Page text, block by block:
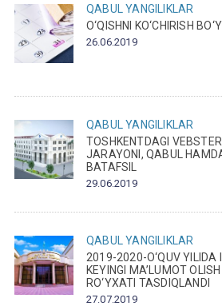
QABUL
YANGILIKLAR
O‘QISHNI KO‘CHIRISH
26.06.2019
QABUL
YANGILIKLAR
TOSHKENTDAGI
JARAYONI, QABUL
BATAFSIL
29.06.2019
QABUL
YANGILIKLAR
2019-2020-O‘QUV YILIDA
KEYINGI MA’LUMOT
RO‘YXATI TASDIQLANDI
27.07.2019